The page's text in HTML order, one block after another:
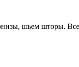
шьем шторы.